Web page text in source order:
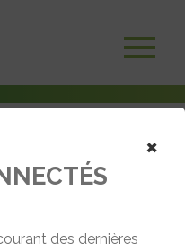
×
des dernières